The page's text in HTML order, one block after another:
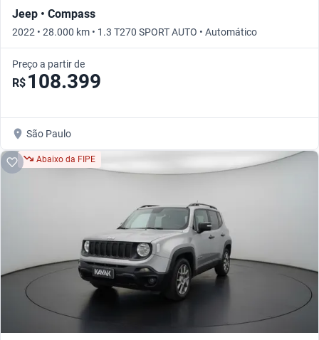
Jeep • Compass
2022 • 28.000 km • 1.3 T270 SPORT AUTO • Automático
Preço a partir de
R$ 108.399
São Paulo
Abaixo da FIPE